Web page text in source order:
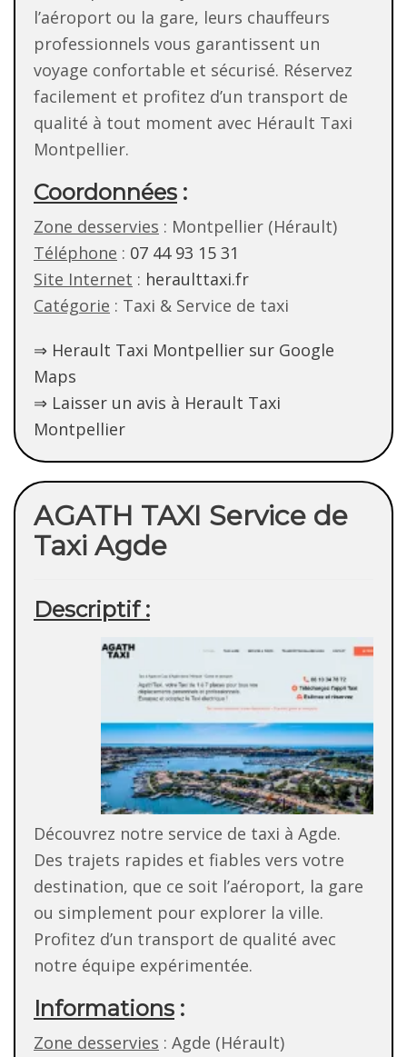
l’aéroport ou la gare, leurs chauffeurs
professionnels vous garantissent un
voyage confortable et sécurisé. Réservez
facilement et profitez d’un transport de
qualité à tout moment avec Hérault Taxi
Montpellier.
Coordonnées :
Zone desservies : Montpellier (Hérault)
Téléphone : 07 44 93 15 31
Site Internet : heraulttaxi.fr
Catégorie : Taxi & Service de taxi
⇒ Herault Taxi Montpellier sur Google
Maps
⇒ Laisser un avis à Herault Taxi
Montpellier
AGATH TAXI Service de
Taxi Agde
Descriptif :
Découvrez notre service de taxi à Agde.
Des trajets rapides et fiables vers votre
destination, que ce soit l’aéroport, la gare
ou simplement pour explorer la ville.
Profitez d’un transport de qualité avec
notre équipe expérimentée.
Informations :
Zone desservies : Agde (Hérault)